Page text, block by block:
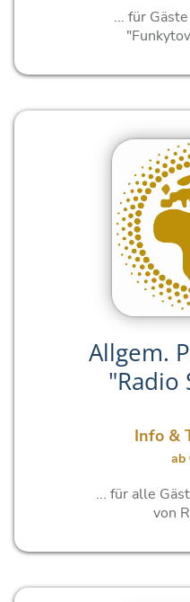
... für
Allgem.
"Radio
Info &
ab
... für alle
von